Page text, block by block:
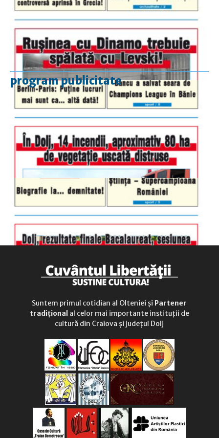
program publicitate
luni-vineri
9.00 - 17.00
duminică
9.00 - 12.00
Suntem primul cotidian al Olteniei și Partener
tradițional al celor mai importante instituții de
cultură din Craiova și județul Dolj